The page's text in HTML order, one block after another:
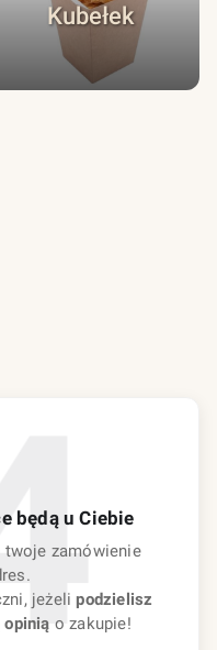
Kubełek
będą u Ciebie
twoje zamówienie
jeżelipodzielisz
o zakupie!